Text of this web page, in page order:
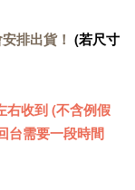
排出貨！ (若尺寸
右收到 (不含例假
台需要一段時間